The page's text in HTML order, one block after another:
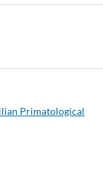
Primatological